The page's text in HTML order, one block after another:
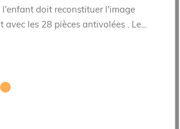
l'enfant doit reconstituer l'image
les 28 pièces antivolées . Le...
Corail